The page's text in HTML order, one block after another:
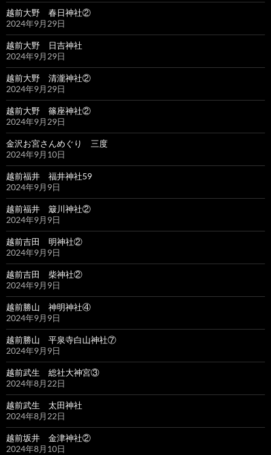
越前大野 春日神社②
2024年9月29日
越前大野 日吉神社
2024年9月29日
越前大野 清瀧神社②
2024年9月29日
越前大野 篠座神社②
2024年9月29日
金沢お宮さんめぐり 三度
2024年9月10日
越前福井 福井神社59
2024年9月9日
越前福井 簸川神社②
2024年9月9日
越前吉田 明神社②
2024年9月9日
越前吉田 柴神社②
2024年9月9日
越前勝山 神明神社④
2024年9月9日
越前勝山 平泉寺白山神社⑦
2024年9月9日
越前武生 総社大神宮③
2024年8月22日
越前武生 太田神社
2024年8月22日
越前坂井 金津神社②
2024年8月10日